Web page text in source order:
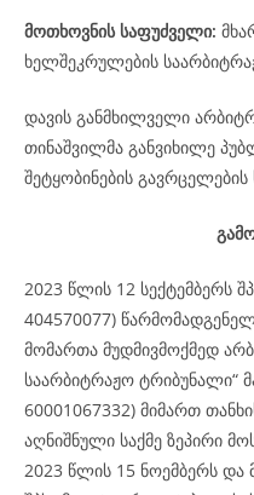
მოთხოვნის საფუძველი:
ხელშეკრულების
დავის განმხილველი
თინაშვილმა განვიხილე
შეტყობინების
2023 წლის 12 სექტემბერს
404570077)
მომართა მუდმივმოქმედ
საარბიტრაჟო ტრიბუნალი“
60001067332) მიმართ
აღნიშნული საქმე ზეპირი
2023 წლის 15 ნოემბერს და